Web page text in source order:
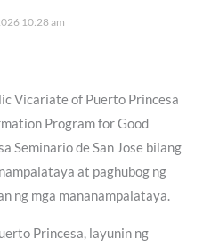
10:28 am
Vicariate of Puerto Princesa
Program for Good
Seminario de San Jose bilang
at paghubog ng
ng mga mananampalataya.
Princesa, layunin ng